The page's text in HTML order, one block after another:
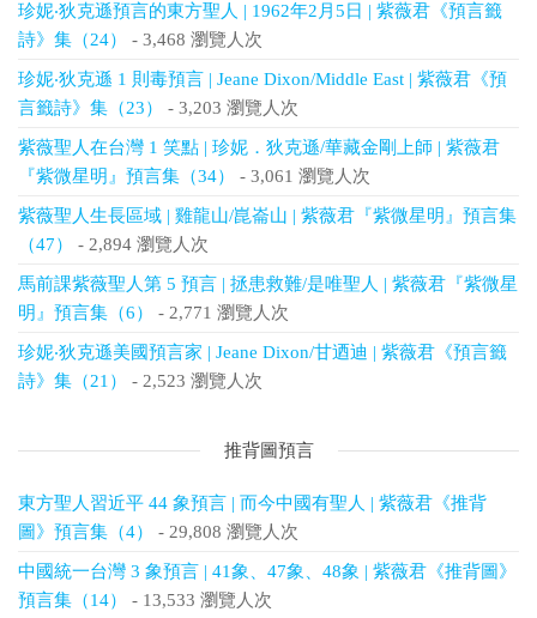
珍妮‧狄克遜預言的東方聖人 | 1962年2月5日 | 紫薇君《預言籤
詩》集（24）
- 3,468 瀏覽人次
珍妮‧狄克遜 1 則毒預言 | Jeane Dixon/Middle East | 紫薇君《預
言籤詩》集（23）
- 3,203 瀏覽人次
紫薇聖人在台灣 1 笑點 | 珍妮．狄克遜/華藏金剛上師 | 紫薇君
『紫微星明』預言集（34）
- 3,061 瀏覽人次
紫薇聖人生長區域 | 雞龍山/崑崙山 | 紫薇君『紫微星明』預言集
（47）
- 2,894 瀏覽人次
馬前課紫薇聖人第 5 預言 | 拯患救難/是唯聖人 | 紫薇君『紫微星
明』預言集（6）
- 2,771 瀏覽人次
珍妮‧狄克遜美國預言家 | Jeane Dixon/甘迺迪 | 紫薇君《預言籤
詩》集（21）
- 2,523 瀏覽人次
推背圖預言
東方聖人習近平 44 象預言 | 而今中國有聖人 | 紫薇君《推背
圖》預言集（4）
- 29,808 瀏覽人次
中國統一台灣 3 象預言 | 41象、47象、48象 | 紫薇君《推背圖》
預言集（14）
- 13,533 瀏覽人次